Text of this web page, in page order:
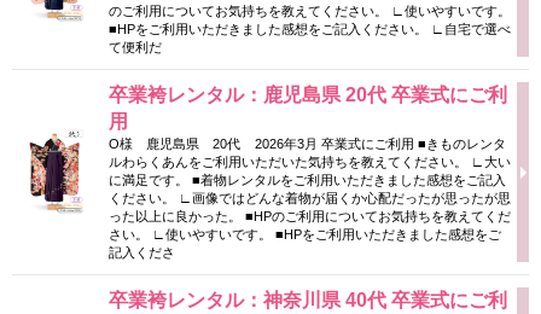
のご利用についてお気持ちを教えてください。 ∟使いやすいです。
■HPをご利用いただきました感想をご記入ください。 ∟自宅で選べ
て便利だ
卒業袴レンタル：鹿児島県 20代 卒業式にご利
用
O様 鹿児島県 20代 2026年3月 卒業式にご利用 ■きものレンタ
ルわらくあんをご利用いただいた気持ちを教えてください。 ∟大い
に満足です。 ■着物レンタルをご利用いただきました感想をご記入
ください。 ∟画像ではどんな着物が届くか心配だったが思ったが思
った以上に良かった。 ■HPのご利用についてお気持ちを教えてくだ
さい。 ∟使いやすいです。 ■HPをご利用いただきました感想をご
記入くださ
卒業袴レンタル：神奈川県 40代 卒業式にご利